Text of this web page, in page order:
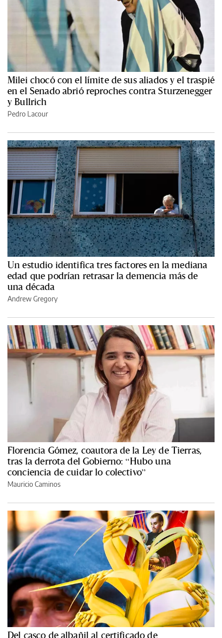
Milei chocó con el límite de sus aliados y el traspié
en el Senado abrió reproches contra Sturzenegger
y Bullrich
Pedro Lacour
Un estudio identifica tres factores en la mediana
edad que podrían retrasar la demencia más de
una década
Andrew Gregory
Florencia Gómez, coautora de la Ley de Tierras,
tras la derrota del Gobierno: “Hubo una
conciencia de cuidar lo colectivo”
Mauricio Caminos
Del casco de albañil al certificado de